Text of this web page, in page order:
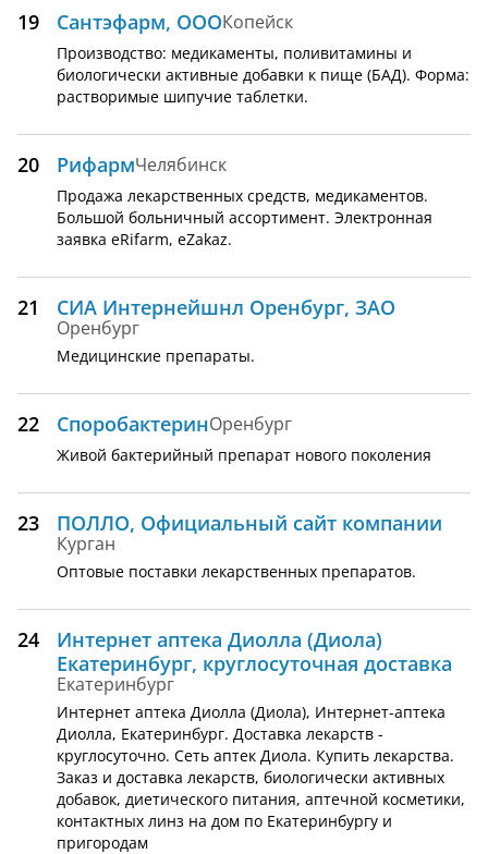
19 Сантэфарм, ОООКопейск
Производство: медикаменты, поливитамины и
биологически активные добавки к пище (БАД). Форма:
растворимые шипучие таблетки.
20 РифармЧелябинск
Продажа лекарственных средств, медикаментов.
Большой больничный ассортимент. Электронная
заявка eRifarm, eZakaz.
21 СИА Интернейшнл Оренбург, ЗАО
Оренбург
Медицинские препараты.
22 СпоробактеринОренбург
Живой бактерийный препарат нового поколения
23 ПОЛЛО, Официальный сайт компании
Курган
Оптовые поставки лекарственных препаратов.
24
Интернет аптека Диолла (Диола)
Екатеринбург, круглосуточная доставка
Екатеринбург
Интернет аптека Диолла (Диола), Интернет-аптека
Диолла, Екатеринбург. Доставка лекарств -
круглосуточно. Сеть аптек Диола. Купить лекарства.
Заказ и доставка лекарств, биологически активных
добавок, диетического питания, аптечной косметики,
контактных линз на дом по Екатеринбургу и
пригородам